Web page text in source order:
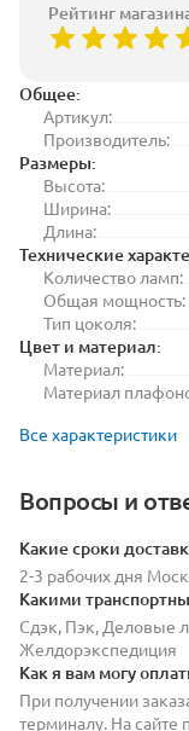
Общее:
Артикул:
Производитель:
Размеры:
Высота:
Ширина:
Длина:
Технические
Количество ламп:
Общая мощность:
Тип цоколя:
Цвет и материал:
Материал:
Материал
Все характеристики
Вопросы и
Какие сроки
2-3 рабочих дня
Какими
Сдэк, Пэк, Деловые
Желдорэкспедиция
Как я вам могу
При получении
терминалу. На сайте
Рейтинг